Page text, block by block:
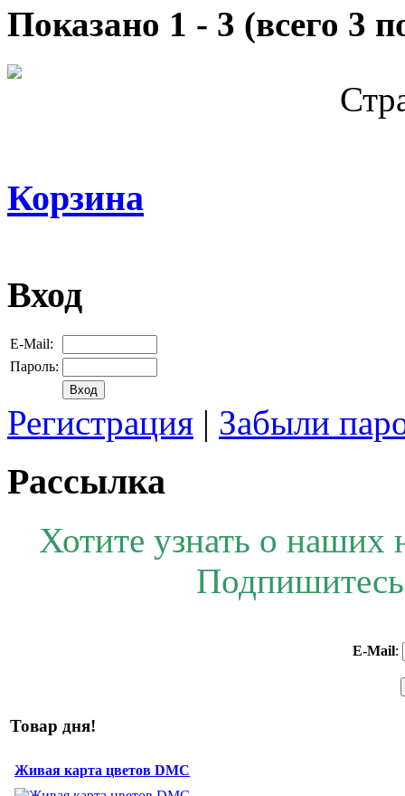
Показано 1 - 3 (всего 3
Корзина
Вход
E-Mail:
Пароль:
Регистрация | Забыли
Рассылка
Хотите узнать о наших
E-Mail:
Товар дня!
Живая карта цветов DMC